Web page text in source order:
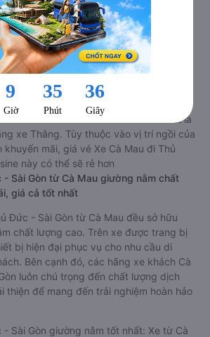
du khách.
Sài Gòn limousine tốt nhất: Xe từ Cà
Gòn limousine được đánh giá chung có
đánh giá trung bình từ 3.9/5 dựa trên
khách Xe về Thủ Đức - Sài Gòn từ
đi Thủ Đức - Sài Gòn từ Cà Mau
rẻ nhất là
xe Thắng. Tùy thuộc vào vị trí ngồi của
mãi, giá vé Xe Cà Mau đi Thủ
này có thể sẽ rẻ hơn
Sài Gòn từ Cà Mau giường nằm chất
giá cả tốt nhất
Đức - Sài Gòn từ Cà Mau đều sở hữu
chất lượng cao. Trên xe được trang bị
bị hiện đại phục vụ cho nhu cầu di
Bên cạnh đó, các hãng xe khách Cà
luôn chú trọng đến chất lượng dịch
thiện để mang đến trải nghiệm hoàn hảo
- Sài Gòn giường nằm tốt nhất: Xe từ Cà